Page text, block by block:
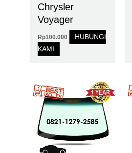
Chrysler
Voyager
Rp100.000
HUBUNGI
KAMI